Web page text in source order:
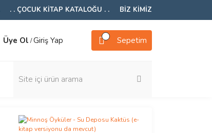
. . ÇOCUK KİTAP KATALOĞU . . BİZ KİMİZ
Üye Ol /Giriş Yap Sepetim